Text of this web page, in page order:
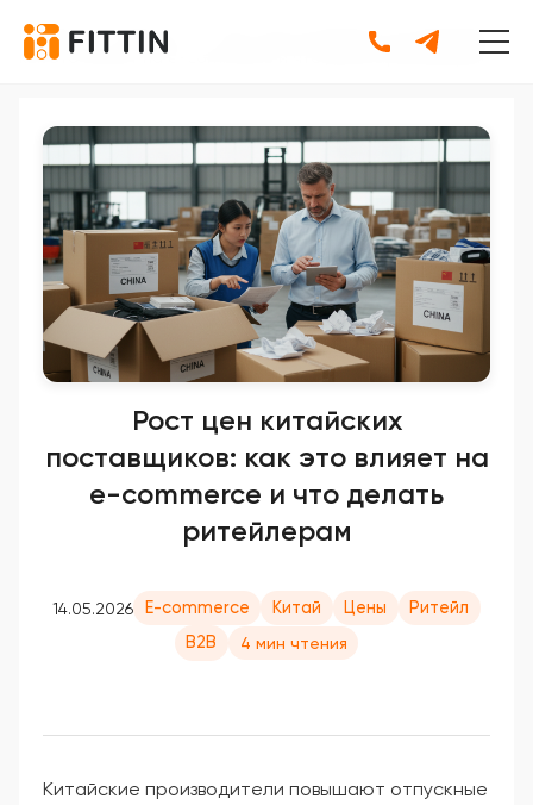
Главная • Новости
Рост цен китайских поставщиков:
как это влияет на e-commerce и что делать ритейлерам
Рост цен китайских
поставщиков: как это влияет на
e-commerce и что делать
ритейлерам
14.05.2026 E-commerce Китай Цены
Ритейл
B2B
4 мин чтения
Китайские производители повышают отпускные